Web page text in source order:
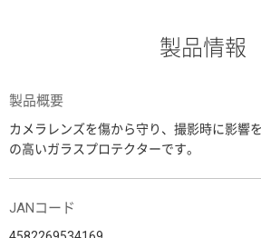
製品情報
製品概要
カメラレンズを傷から守り、撮影時に影響
の高いガラスプロテクターです。
JANコード